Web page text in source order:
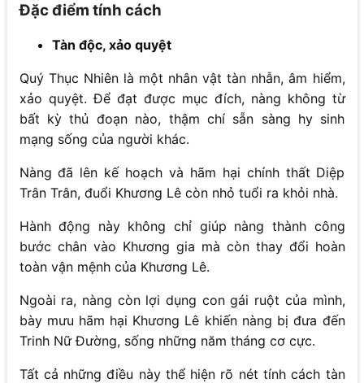
Đặc điểm tính cách
Tàn độc, xảo quyệt
Quý Thục Nhiên là một nhân vật tàn nhẫn, âm hiểm,
xảo quyệt. Để đạt được mục đích, nàng không từ
bất kỳ thủ đoạn nào, thậm chí sẵn sàng hy sinh
mạng sống của người khác.
Nàng đã lên kế hoạch và hãm hại chính thất Diệp
Trân Trân, đuổi Khương Lê còn nhỏ tuổi ra khỏi nhà.
Hành động này không chỉ giúp nàng thành công
bước chân vào Khương gia mà còn thay đổi hoàn
toàn vận mệnh của Khương Lê.
Ngoài ra, nàng còn lợi dụng con gái ruột của mình,
bày mưu hãm hại Khương Lê khiến nàng bị đưa đến
Trinh Nữ Đường, sống những năm tháng cơ cực.
Tất cả những điều này thể hiện rõ nét tính cách tàn